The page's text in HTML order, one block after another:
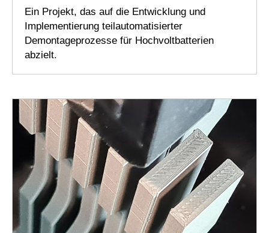
Ein Projekt, das auf die Entwicklung und
Implementierung teilautomatisierter
Demontageprozesse für Hochvoltbatterien
abzielt.